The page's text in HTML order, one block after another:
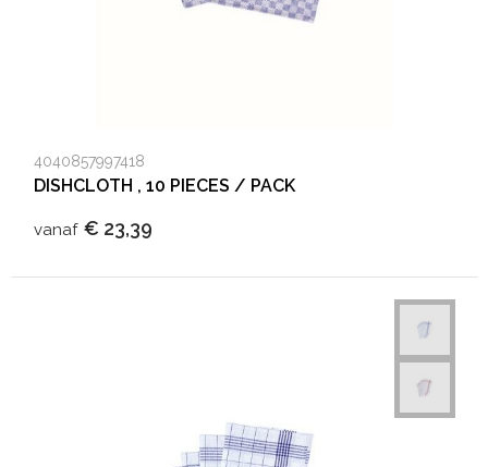
4040857997418
DISHCLOTH , 10 PIECES / PACK
vanaf € 23,39